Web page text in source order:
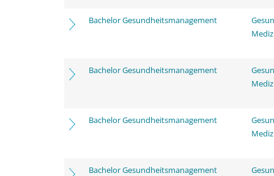
Bachelor Gesundheitsmanagement
Bachelor Gesundheitsmanagement
Bachelor Gesundheitsmanagement
Bachelor Gesundheitsmanagement